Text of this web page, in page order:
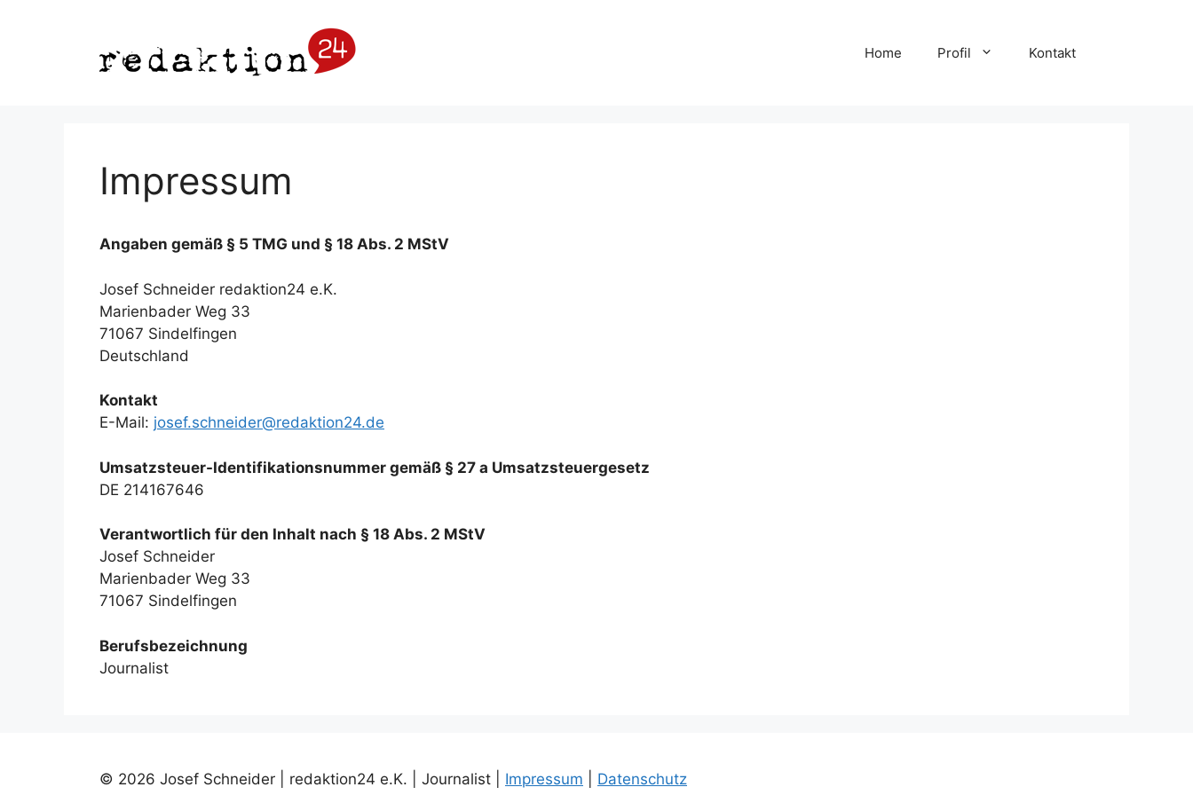
Home Profil Kontakt
Impressum
Angaben gemäß § 5 TMG und § 18 Abs. 2 MStV
Josef Schneider redaktion24 e.K.
Marienbader Weg 33
71067 Sindelfingen
Deutschland
Kontakt
E-Mail: josef.schneider@redaktion24.de
Umsatzsteuer-Identifikationsnummer gemäß § 27 a Umsatzsteuergesetz
DE 214167646
Verantwortlich für den Inhalt nach § 18 Abs. 2 MStV
Josef Schneider
Marienbader Weg 33
71067 Sindelfingen
Berufsbezeichnung
Journalist
© 2026 Josef Schneider | redaktion24 e.K. | Journalist | Impressum Datenschutz